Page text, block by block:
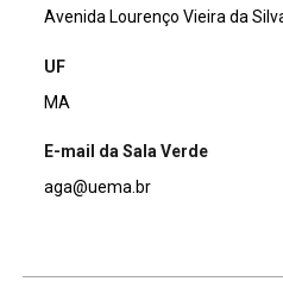
Avenida Lourenço Vieira da
UF
MA
E-mail da Sala Verde
aga@uema.br